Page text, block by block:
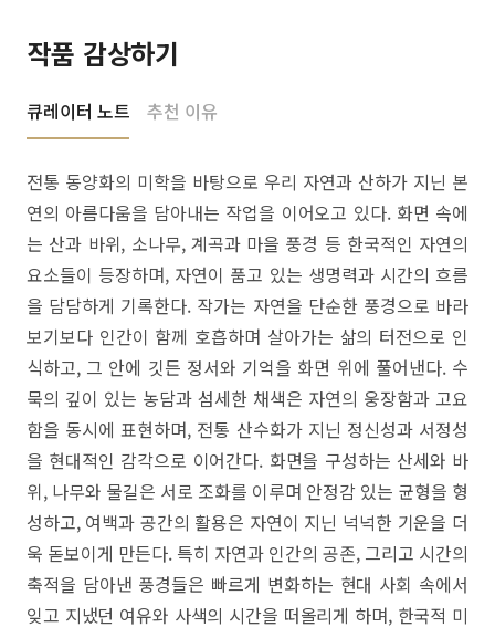
작품 감상하기
큐레이터 노트 추천 이유
전통 동양화의 미학을 바탕으로 우리 자연과 산하가 지닌 본
연의 아름다움을 담아내는 작업을 이어오고 있다. 화면 속에
는 산과 바위, 소나무, 계곡과 마을 풍경 등 한국적인 자연의
요소들이 등장하며, 자연이 품고 있는 생명력과 시간의 흐름
을 담담하게 기록한다. 작가는 자연을 단순한 풍경으로 바라
보기보다 인간이 함께 호흡하며 살아가는 삶의 터전으로 인
식하고, 그 안에 깃든 정서와 기억을 화면 위에 풀어낸다. 수
묵의 깊이 있는 농담과 섬세한 채색은 자연의 웅장함과 고요
함을 동시에 표현하며, 전통 산수화가 지닌 정신성과 서정성
을 현대적인 감각으로 이어간다. 화면을 구성하는 산세와 바
위, 나무와 물길은 서로 조화를 이루며 안정감 있는 균형을 형
성하고, 여백과 공간의 활용은 자연이 지닌 넉넉한 기운을 더
욱 돋보이게 만든다. 특히 자연과 인간의 공존, 그리고 시간의
축적을 담아낸 풍경들은 빠르게 변화하는 현대 사회 속에서
잊고 지냈던 여유와 사색의 시간을 떠올리게 하며, 한국적 미